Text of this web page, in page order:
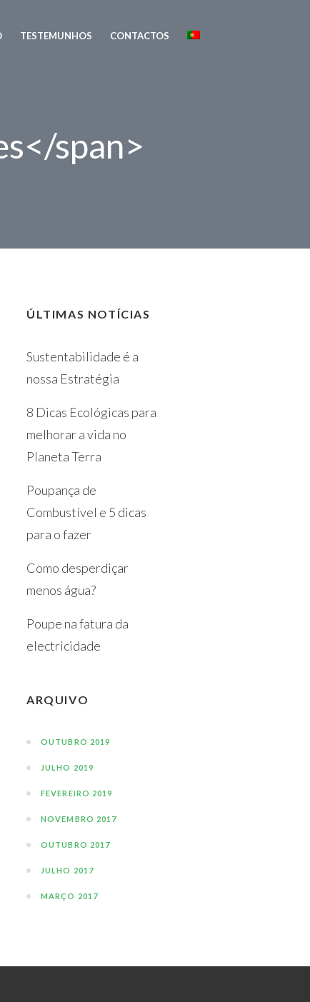
TESTEMUNHOS CONTACTOS
span>
ÚLTIMAS NOTÍCIAS
Sustentabilidade é a
nossa Estratégia
8 Dicas Ecológicas para
melhorar a vida no
Planeta Terra
Poupança de
Combustível e 5 dicas
para o fazer
Como desperdiçar
menos água?
Poupe na fatura da
electricidade
ARQUIVO
OUTUBRO 2019
JULHO 2019
FEVEREIRO 2019
NOVEMBRO 2017
OUTUBRO 2017
JULHO 2017
MARÇO 2017